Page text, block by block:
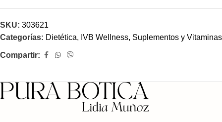
SKU: 303621
Categorías: Dietética, IVB Wellness, Suplementos y Vitaminas
Compartir: